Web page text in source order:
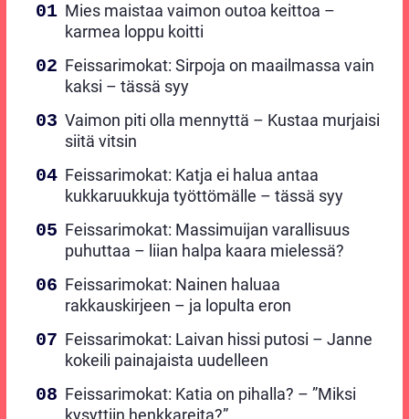
Mies maistaa vaimon outoa keittoa –
karmea loppu koitti
Feissarimokat: Sirpoja on maailmassa vain
kaksi – tässä syy
Vaimon piti olla mennyttä – Kustaa murjaisi
siitä vitsin
Feissarimokat: Katja ei halua antaa
kukkaruukkuja työttömälle – tässä syy
Feissarimokat: Massimuijan varallisuus
puhuttaa – liian halpa kaara mielessä?
Feissarimokat: Nainen haluaa
rakkauskirjeen – ja lopulta eron
Feissarimokat: Laivan hissi putosi – Janne
kokeili painajaista uudelleen
Feissarimokat: Katia on pihalla? – ”Miksi
kysyttiin henkkareita?”